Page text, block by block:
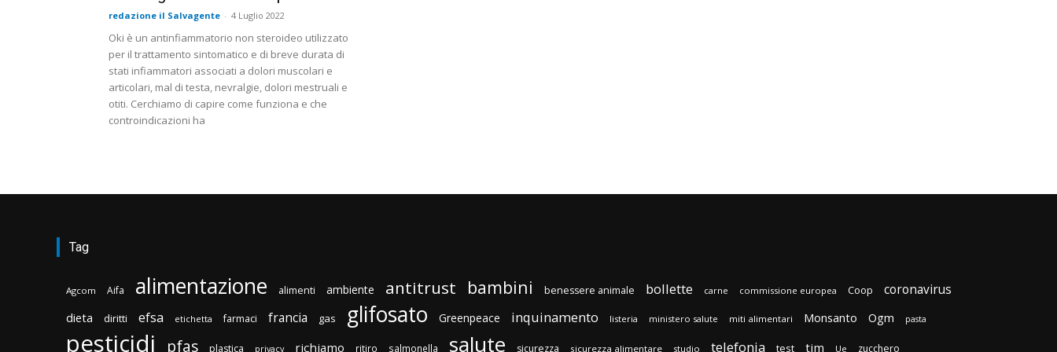
redazione il Salvagente - 4 Luglio 2022
Oki è un antinfiammatorio non steroideo utilizzato
per il trattamento sintomatico e di breve durata di
stati infiammatori associati a dolori muscolari e
articolari, mal di testa, nevralgie, dolori mestruali e
otiti. Cerchiamo di capire come funziona e che
controindicazioni ha
Tag
Agcom Aifa alimentazione alimenti ambiente antitrust bambini benessere animale bollette carne commissione europea Coop coronavirus
dieta diritti efsa etichetta farmaci francia gas glifosato Greenpeace inquinamento listeria ministero salute miti alimentari Monsanto Ogm pasta
pesticidi pfas plastica privacy richiamo ritiro salmonella salute sicurezza sicurezza alimentare studio telefonia test tim Ue zucchero